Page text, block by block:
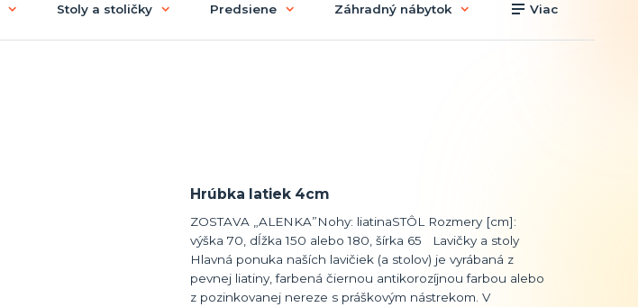
Stoly a stoličky Predsiene Záhradný nábytok Viac
Hrúbka latiek 4cm
ZOSTAVA „ALENKA”Nohy: liatinaSTÔL Rozmery [cm]:
výška 70, dĺžka 150 alebo 180, šírka 65 Lavičky a stoly
Hlavná ponuka naších lavičiek (a stolov) je vyrábaná z
pevnej liatiny, farbená čiernou antikorozíjnou farbou alebo
z pozinkovanej nereze s práškovým nástrekom. V